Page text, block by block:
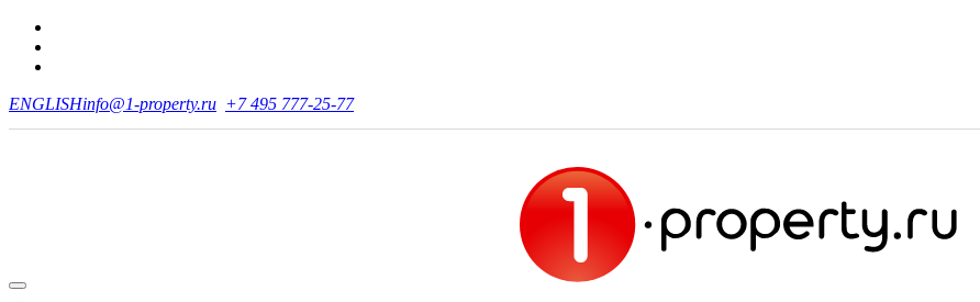
ENGLISHinfo@1-property.ru +7 495 777-25-77